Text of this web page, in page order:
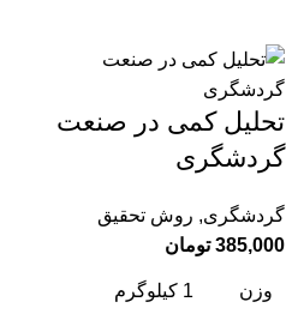
تحلیل کمی در صنعت
گردشگری
گردشگری, روش تحقیق
385,000 تومان
وزن 1 کیلوگرم